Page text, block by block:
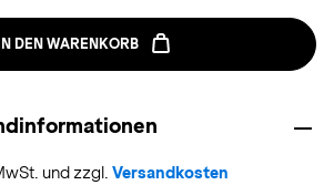
IN DEN WARENKORB
und zzgl. Versandkosten